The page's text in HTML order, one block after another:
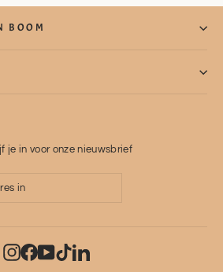
BOOM
je in voor onze nieuwsbrief
Instagram
Facebook
YouTube
TikTokLinkedIn